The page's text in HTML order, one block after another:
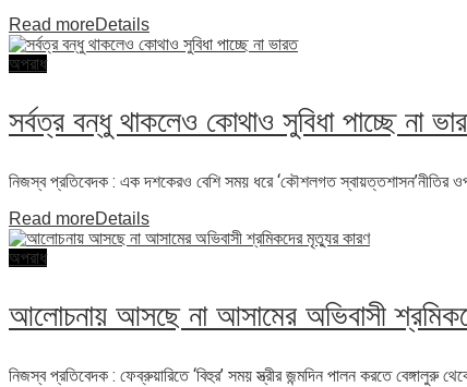
Read moreDetails
অপরাধ
সর্বত্র বন্ধু থাকলেও কোথাও সুবিধা পাচ্ছে না
নিজস্ব প্রতিবেদক : এক দশকেরও বেশি সময় ধরে ‘কৌশলগত স্বায়ত্তশাসন’নীতির
Read moreDetails
অপরাধ
আলোচনায় আসছে না আসামের অভিবাসী
নিজস্ব প্রতিবেদক : ফেব্রুয়ারিতে ‘বিহুর’ সময় স্ত্রীর জন্মদিন পালন করতে বেঙ্গালুরু